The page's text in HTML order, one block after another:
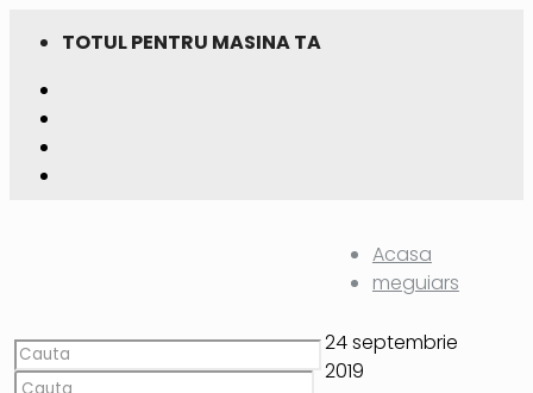
TOTUL PENTRU MASINA TA
Acasa
meguiars
24 septembrie
2019